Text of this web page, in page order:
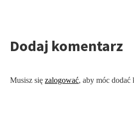
Dodaj komentarz
Musisz się zalogować, aby móc dodać